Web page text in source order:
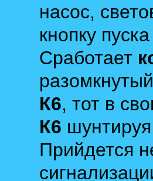
насос,
кнопку
Сработает
К6, тот в
К6
Прийдется